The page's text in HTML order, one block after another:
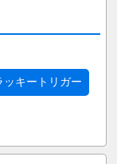
ッキートリガー